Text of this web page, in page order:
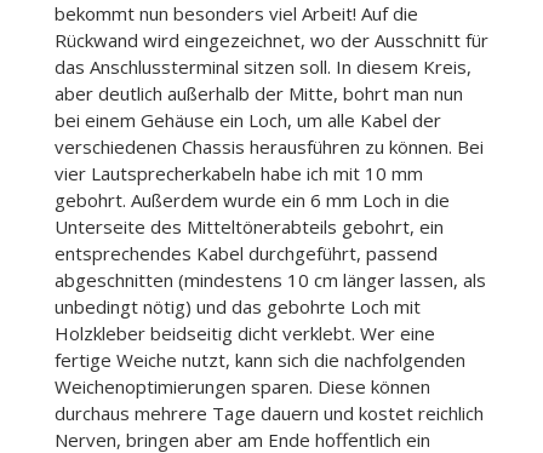
bekommt nun besonders viel Arbeit! Auf die
Rückwand wird eingezeichnet, wo der Ausschnitt für
das Anschlussterminal sitzen soll. In diesem Kreis,
aber deutlich außerhalb der Mitte, bohrt man nun
bei einem Gehäuse ein Loch, um alle Kabel der
verschiedenen Chassis herausführen zu können. Bei
vier Lautsprecherkabeln habe ich mit 10 mm
gebohrt. Außerdem wurde ein 6 mm Loch in die
Unterseite des Mitteltönerabteils gebohrt, ein
entsprechendes Kabel durchgeführt, passend
abgeschnitten (mindestens 10 cm länger lassen, als
unbedingt nötig) und das gebohrte Loch mit
Holzkleber beidseitig dicht verklebt. Wer eine
fertige Weiche nutzt, kann sich die nachfolgenden
Weichenoptimierungen sparen. Diese können
durchaus mehrere Tage dauern und kostet reichlich
Nerven, bringen aber am Ende hoffentlich ein